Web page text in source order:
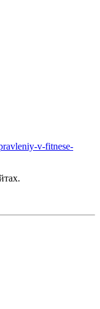
v-fitnese-